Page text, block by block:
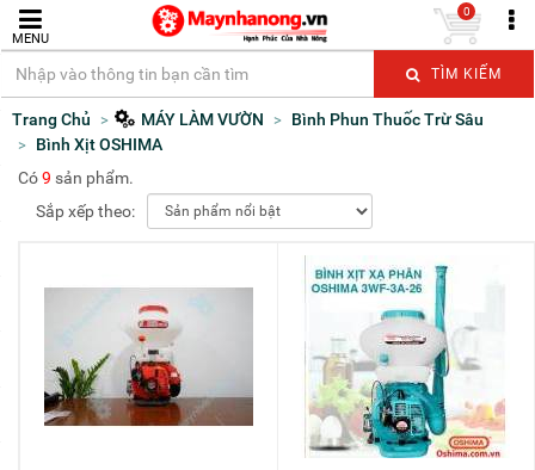
MENU
TÌM KIẾM
0
Trang Chủ MÁY LÀM VƯỜN
Bình Phun Thuốc Trừ Sâu
Bình Xịt OSHIMA
Có9 sản phẩm.
Sắp xếp theo: